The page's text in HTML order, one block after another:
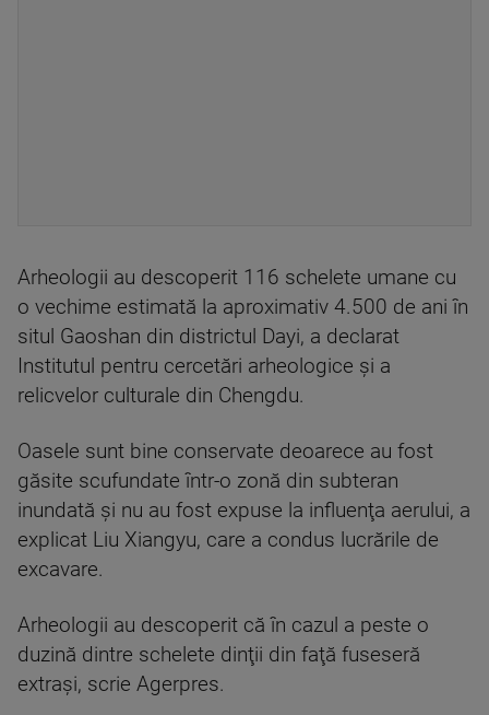
Arheologii au descoperit 116 schelete umane cu
o vechime estimată la aproximativ 4.500 de ani în
situl Gaoshan din districtul Dayi, a declarat
Institutul pentru cercetări arheologice şi a
relicvelor culturale din Chengdu.
Oasele sunt bine conservate deoarece au fost
găsite scufundate într-o zonă din subteran
inundată şi nu au fost expuse la influenţa aerului, a
explicat Liu Xiangyu, care a condus lucrările de
excavare.
Arheologii au descoperit că în cazul a peste o
duzină dintre schelete dinţii din faţă fuseseră
extraşi, scrie Agerpres.